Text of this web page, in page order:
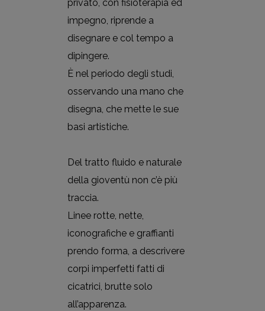
privato, con fisioterapia ed
impegno, riprende a
disegnare e col tempo a
dipingere.
È nel periodo degli studi,
osservando una mano che
disegna, che mette le sue
basi artistiche.
Del tratto fluido e naturale
della gioventù non c’è più
traccia.
Linee rotte, nette,
iconografiche e graffianti
prendo forma, a descrivere
corpi imperfetti fatti di
cicatrici, brutte solo
all’apparenza.